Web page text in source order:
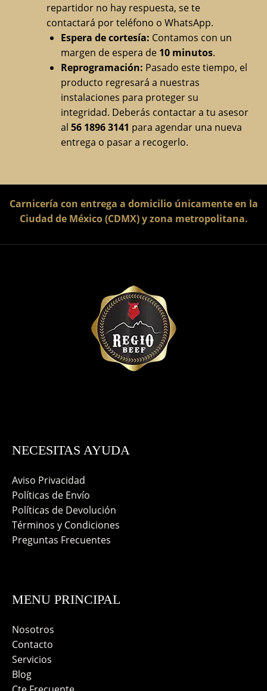
repartidor no hay respuesta, se te
contactará por teléfono o WhatsApp.
Espera de cortesía: Contamos con un
margen de espera de 10 minutos.
Reprogramación: Pasado este tiempo, el
producto regresará a nuestras
instalaciones para proteger su
integridad. Deberás contactar a tu asesor
al 56 1896 3141 para agendar una nueva
entrega o pasar a recogerlo.
Carnicería con entrega a domicilio únicamente en la
Ciudad de México (CDMX) y zona metropolitana.
NECESITAS AYUDA
Aviso Privacidad
Políticas de Envío
Políticas de Devolución
Términos y Condiciones
Preguntas Frecuentes
MENU PRINCIPAL
Nosotros
Contacto
Servicios
Blog